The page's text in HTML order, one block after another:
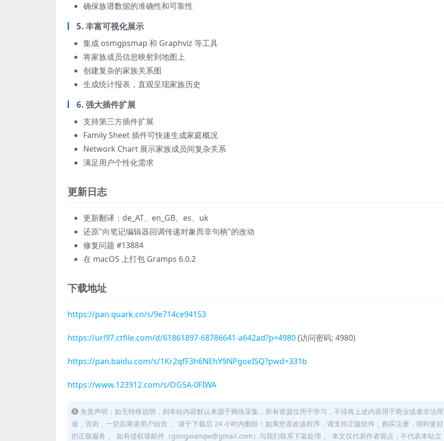
确保族谱数据的准确性和可靠性
5. 丰富可视化展示
集成 osmgpsmap 和 Graphviz 等工具
将家族成员信息映射到地图上
创建复杂的家族关系图
生成统计报表，直观呈现家族历史
6. 强大插件扩展
支持第三方插件扩展
Family Sheet 插件可快速生成家庭概况
Network Chart 展示家族成员间复杂关系
满足用户个性化需求
更新日志
更新翻译：de_AT、en_GB、es、uk
还原"向笔记编辑器回调传递对象而非句柄"的改动
修复问题 #13884
在 macOS 上打包 Gramps 6.0.2
下载地址
https://pan.quark.cn/s/9e714ce94153
https://url97.ctfile.com/d/61861897-68786641-a642ad?p=4980(访问密码: 4980)
https://pan.baidu.com/s/1Kr2qfF3h6NEhY9NPgoeISQ?pwd=331b
https://www.123912.com/s/OG5A-0FIWA
免责声明：如无特殊说明，则本站内容默认来源于网络采集，所有资源仅用于学习，不得将上述内容用于商业或者非法用
途，否则，一切后果请用户自负 。 请于下载后 24 小时内删除！如果您喜欢该程序，请支持正版软件，购买注册，得到更好
的正版服务 。 如有侵权请邮件（gongxianqw@gmail.com）与我们联系下架处理 。 本文仅代表作者观点，不代表本站立